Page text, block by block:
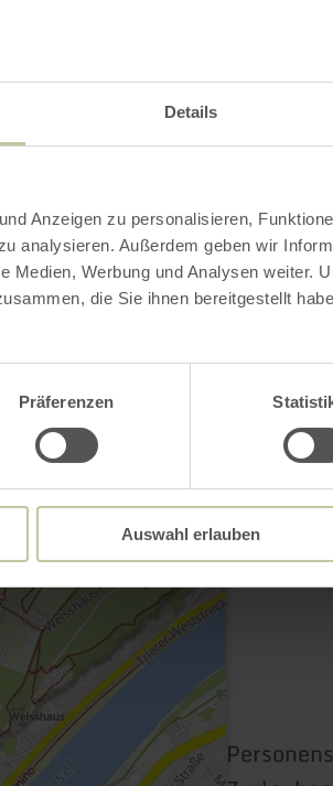
Details
Anzeigen zu personalisieren,
analysieren. Außerdem geben wir
Medien, Werbung und Analysen weiter.
die Sie ihnen bereitgestellt
Präferenzen
Auswahl erlauben
Galerij openen
Contact